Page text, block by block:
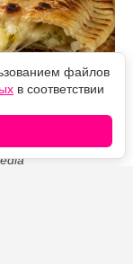
файлов
в соответствии